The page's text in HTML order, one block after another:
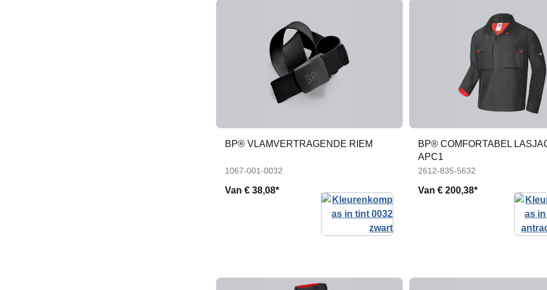
BP® VLAMVERTRAGENDE RIEM
1067-001-0032
Van € 38,08*
BP® COMFORTABEL
APC1
2612-835-5632
Van € 200,38*